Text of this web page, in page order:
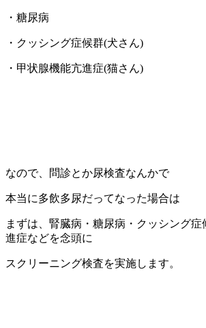
・糖尿病
・クッシング症候群(犬さん)
・甲状腺機能亢進症(猫さん)
なので、問診とか尿検査なんかで
本当に多飲多尿だってなった場合は
まずは、腎臓病・糖尿病・クッシング
進症などを念頭に
スクリーニング検査を実施します。